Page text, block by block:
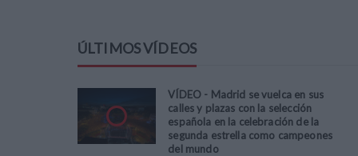
ÚLTIMOS VÍDEOS
VÍDEO - Madrid se vuelca en sus
calles y plazas con la selección
española en la celebración de la
segunda estrella como campeones
del mundo